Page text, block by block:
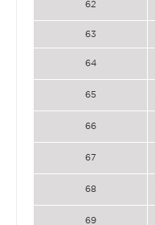
62
63
64
65
66
67
68
69